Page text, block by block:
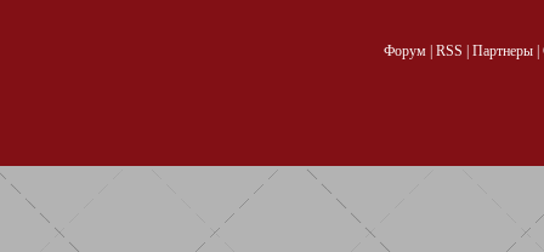
Форум| RSS Партнеры|